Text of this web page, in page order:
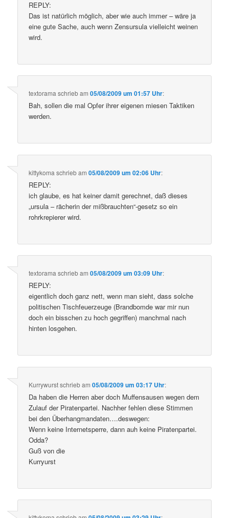
REPLY:
Das ist natürlich möglich, aber wie auch immer – wäre ja
eine gute Sache, auch wenn Zensursula vielleicht weinen
wird.
textorama schriebam05/08/2009 um 01:57 Uhr:
Bah, sollen die mal Opfer ihrer eigenen miesen Taktiken
werden.
kittykoma schriebam05/08/2009 um 02:06 Uhr:
REPLY:
ich glaube, es hat keiner damit gerechnet, daß dieses
„ursula – rächerin der mißbrauchten“-gesetz so ein
rohrkrepierer wird.
textorama schriebam05/08/2009 um 03:09 Uhr:
REPLY:
eigentlich doch ganz nett, wenn man sieht, dass solche
politischen Tischfeuerzeuge (Brandbomde war mir nun
doch ein bisschen zu hoch gegriffen) manchmal nach
hinten losgehen.
Kurrywurstschriebam05/08/2009 um 03:17 Uhr:
Da haben die Herren aber doch Muffensausen wegen dem
Zulauf der Piratenpartei. Nachher fehlen diese Stimmen
bei den Überhangmandaten….deswegen:
Wenn keine Internetsperre, dann auh keine Piratenpartei.
Odda?
Guß von die
Kurryurst